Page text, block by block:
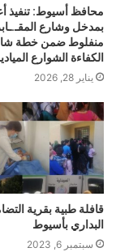
محافظ أسيوط: تنفيذ
بمدخل وشارع
منفلوط ضمن خطة
الكفاءة الشوارع
يناير 28, 2026
قافلة طبية بقرية
البداري بأسيوط
سبتمبر 6, 2023